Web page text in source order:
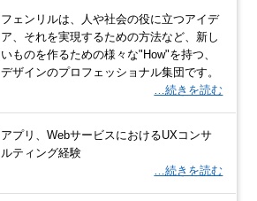
フェンリルは、人や社会の役に立つアイデ
ア、それを実現するための方法など、新し
いものを作るための様々な"How"を持つ、
デザインのプロフェッショナル集団です。
…続きを読む
アプリ、WebサービスにおけるUXコンサ
ルティング経験
…続きを読む